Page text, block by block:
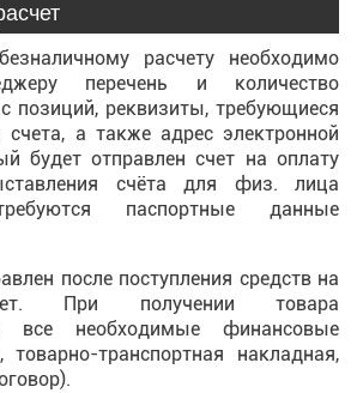
расчету необходимо
перечень и количество
позиций, реквизиты, требующиеся
а также адрес электронной
будет отправлен счет на оплату
счёта для физ. лица
паспортные данные
после поступления средств на
При получении товара
все необходимые финансовые
транспортная накладная,